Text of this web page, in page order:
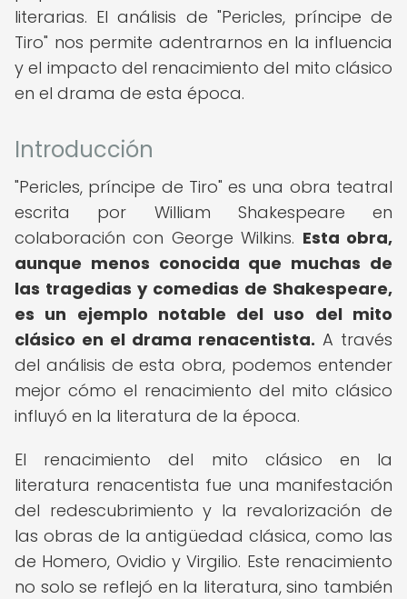
literarias. El análisis de "Pericles, príncipe de
Tiro" nos permite adentrarnos en la influencia
y el impacto del renacimiento del mito clásico
en el drama de esta época.
Introducción
"Pericles, príncipe de Tiro" es una obra teatral
escrita por William Shakespeare en
colaboración con George Wilkins. Esta obra,
aunque menos conocida que muchas de
las tragedias y comedias de Shakespeare,
es un ejemplo notable del uso del mito
clásico en el drama renacentista. A través
del análisis de esta obra, podemos entender
mejor cómo el renacimiento del mito clásico
influyó en la literatura de la época.
El renacimiento del mito clásico en la
literatura renacentista fue una manifestación
del redescubrimiento y la revalorización de
las obras de la antigüedad clásica, como las
de Homero, Ovidio y Virgilio. Este renacimiento
no solo se reflejó en la literatura, sino también